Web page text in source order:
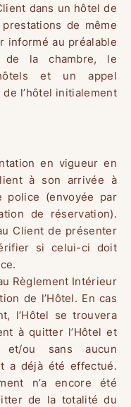
dans un hôtel de
de même
informé au préalable
de la chambre, le
et un appel
l’hôtel initialement
en vigueur en
à son arrivée à
police (envoyée par
de réservation).
Client de présenter
si celui-ci doit
Règlement Intérieur
de l’Hôtel. En cas
l’Hôtel se trouvera
à quitter l’Hôtel et
ou sans aucun
a déjà été effectué.
n’a encore été
de la totalité du